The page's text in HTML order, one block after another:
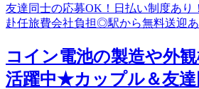
コイン電池の製造や外
活躍中★カップル＆友達